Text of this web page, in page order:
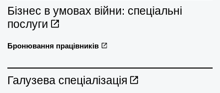
Бізнес в умовах війни: спеціальні
послуги
Бронювання працівників
Галузева спеціалізація